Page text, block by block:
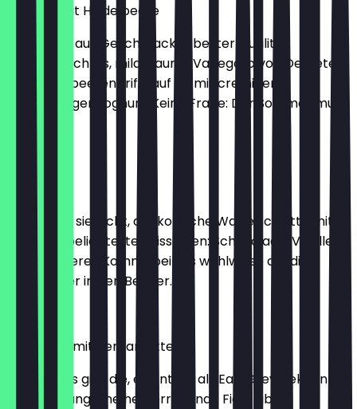
Joghurt mit Heidelbeere
Ein Strudel aus Geschmack in bester Qualität.
Hausgemachtes, mild-saures Variegato von Demeter-
Wildheidelbeeren trifft auf Eis mit cremigem
Schrozberger Joghurt. Keine Frage: Der Sommer muss
Wer kennt sie nicht, die ikonische Waffelschnitte mit
den wohl beliebtesten Eissorten: Schokolade, Vanille
und Erdbeere? Kommt bei uns wahlweise auf die
Waffel oder in den Becher.
Darjeeling mit Bergamotte
Auch als Eis gibt die, eigentlich als Earl Grey bekannte
Teemischung eine hervorragende Figur ab.